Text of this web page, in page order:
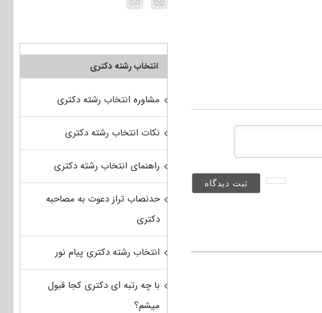
انتخاب رشته دکتری
مشاوره انتخاب رشته دکتری
نکات انتخاب رشته دکتری
راهنمای انتخاب رشته دکتری
حدنصاب تراز دعوت به مصاحبه
دکتری
انتخاب رشته دکتری پیام نور
با چه رتبه ای دکتری کجا قبول
میشم؟